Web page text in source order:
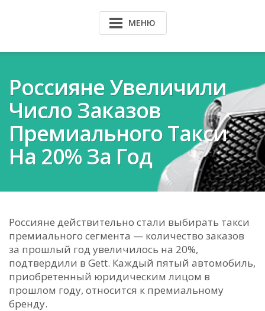
МЕНЮ
Россияне Увеличили
Число Заказов
Премиального Такси
На 20% За Год
Россияне действительно стали выбирать такси
премиального сегмента — количество заказов
за прошлый год увеличилось на 20%,
подтвердили в Gett. Каждый пятый автомобиль,
приобретенный юридическим лицом в
прошлом году, относится к премиальному
бренду.